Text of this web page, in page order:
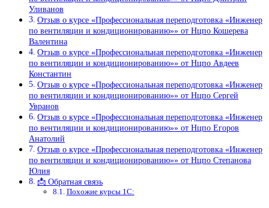
Уливанов
Отзыв о курсе «Профессиональная переподготовка «Инженер
по вентиляции и кондиционированию»» от Нцпо Кошерева
Валентина
Отзыв о курсе «Профессиональная переподготовка «Инженер
по вентиляции и кондиционированию»» от Нцпо Авдеев
Константин
Отзыв о курсе «Профессиональная переподготовка «Инженер
по вентиляции и кондиционированию»» от Нцпо Сергей
Увранов
Отзыв о курсе «Профессиональная переподготовка «Инженер
по вентиляции и кондиционированию»» от Нцпо Егоров
Анатолий
Отзыв о курсе «Профессиональная переподготовка «Инженер
по вентиляции и кондиционированию»» от Нцпо Степанова
Юлия
📩 Обратная связь
Похожие курсы 1С: